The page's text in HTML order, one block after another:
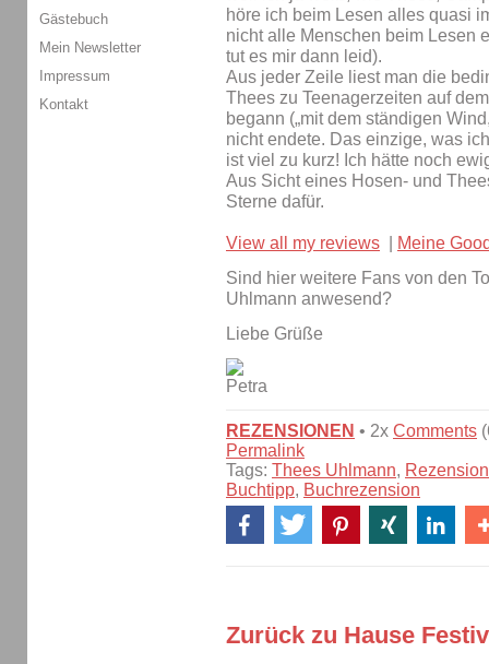
höre ich beim Lesen alles quasi
nicht alle Menschen beim Lesen
tut es mir dann leid).
Aus jeder Zeile liest man die
Thees zu Teenagerzeiten auf
begann („mit dem ständigen
nicht endete. Das einzige, was
ist viel zu kurz! Ich hätte noch
Aus Sicht eines Hosen- und
Sterne dafür.
View all my reviews
Meine
Sind hier weitere Fans von den
Uhlmann anwesend?
Liebe Grüße
REZENSIONEN • 2x Comments
Permalink
Tags: Thees Uhlmann, Rezension
Buchtipp, Buchrezension
Zurück zu Hause
Gästebuch
Mein Newsletter
Impressum
Kontakt